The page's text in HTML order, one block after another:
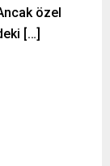
özel
[…]